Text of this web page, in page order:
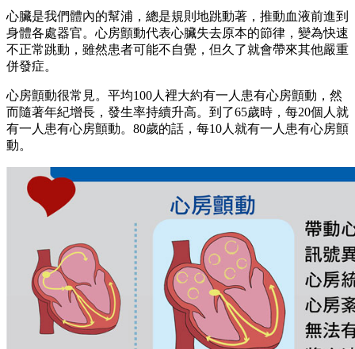
心臟是我們體內的幫浦，總是規則地跳動著，推動血液前進到
身體各處器官。心房顫動代表心臟失去原本的節律，變為快速
不正常跳動，雖然患者可能不自覺，但久了就會帶來其他嚴重
併發症。
心房顫動很常見。平均100人裡大約有一人患有心房顫動，然
而隨著年紀增長，發生率持續升高。到了65歲時，每20個人就
有一人患有心房顫動。80歲的話，每10人就有一人患有心房顫
動。